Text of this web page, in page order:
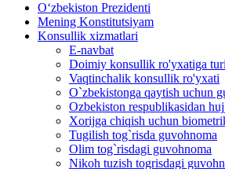
Oʻzbekiston Prezidenti
Mening Konstitutsiyam
Konsullik xizmatlari
E-navbat
Doimiy konsullik ro'yxatiga
Vaqtinchalik konsullik ro'yxati
O`zbekistonga qaytish uchun
Ozbekiston respublikasidan
Xorijga chiqish uchun
Tugilish tog`risda guvohnoma
Olim tog`risdagi guvohnoma
Nikoh tuzish togrisdagi